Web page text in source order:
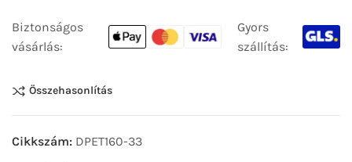
Biztonságos
vásárlás:
Gyors
szállítás:
Összehasonlítás
Cikkszám: DPET160-33